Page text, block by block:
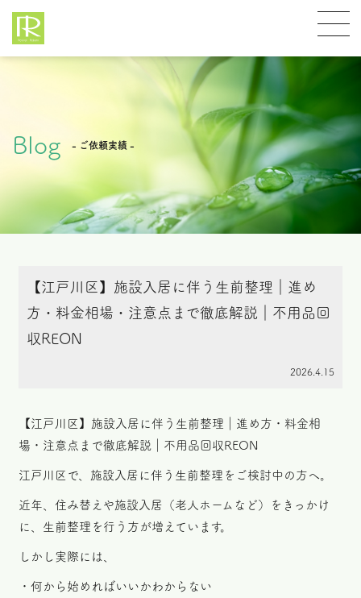
Blog - ご依頼実績 -
【江戸川区】施設入居に伴う生前整理｜進め
方・料金相場・注意点まで徹底解説｜不用品回
収REON
2026.4.15
【江戸川区】施設入居に伴う生前整理｜進め方・料金相
場・注意点まで徹底解説｜不用品回収REON
江戸川区で、施設入居に伴う生前整理をご検討中の方へ。
近年、住み替えや施設入居（老人ホームなど）をきっかけ
に、生前整理を行う方が増えています。
しかし実際には、
・何から始めればいいかわからない